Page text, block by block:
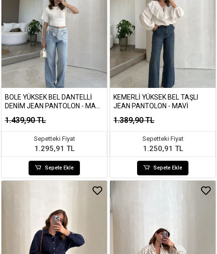
BOLE YÜKSEK BEL DANTELLI
DENIM JEAN PANTOLON - MAVI
1.439,90 TL
Sepetteki Fiyat
1.295,91 TL
Sepete Ekle
KEMERLI YÜKSEK BEL TAŞLI
JEAN PANTOLON - MAVI
1.389,90 TL
Sepetteki Fiyat
1.250,91 TL
Sepete Ekle